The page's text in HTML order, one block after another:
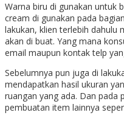
Warna biru di gunakan untuk
cream di gunakan pada
lakukan, klien terlebih dahulu
akan di buat. Yang mana
email maupun kontak telp
Sebelumnya pun juga di
mendapatkan hasil ukuran
ruangan yang ada. Dan pada
pembuatan item lainnya